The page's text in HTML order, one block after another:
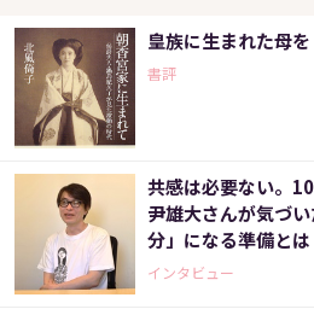
皇族に生まれた母
書評
共感は必要ない。
尹雄大さんが気づ
分」になる準備とは
インタビュー